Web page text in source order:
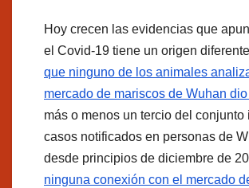
Hoy crecen las evidencias que
el Covid-19 tiene un origen
que ninguno de los animales
mercado de mariscos de Wuhan
más o menos un tercio del conjunto
casos notificados en personas de
desde principios de diciembre de
ninguna conexión con el mercado